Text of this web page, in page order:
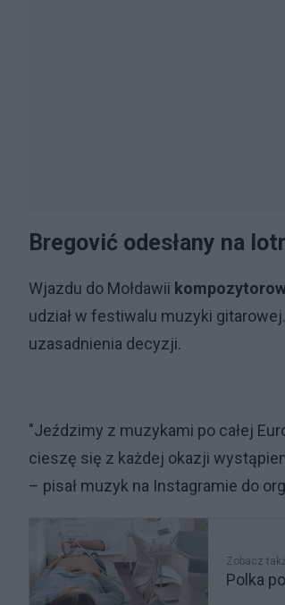
Bregović odesłany na
Wjazdu do Mołdawii
udział w festiwalu muzyki
uzasadnienia decyzji.
"Jeździmy z muzykami po całej
cieszę się z każdej okazji
– pisał muzyk na Instagramie do
Zobacz
Polka